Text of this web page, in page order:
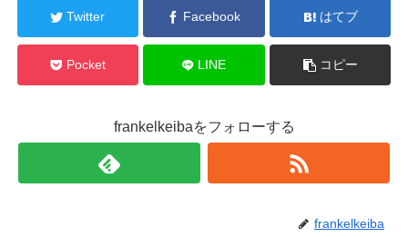
Twitter Facebook はてブ
Pocket LINE コピー
frankelkeibaをフォローする
frankelkeiba